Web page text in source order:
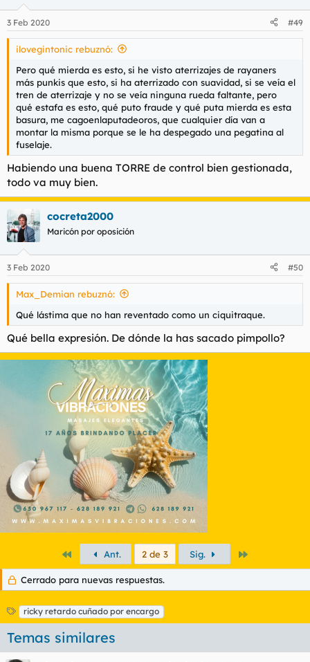
e
s
3 Feb 2020 #49
ilovegintonic rebuznó:
Pero qué mierda es esto, si he visto aterrizajes de rayaners
más punkis que esto, si ha aterrizado con suavidad, si se veía el
tren de aterrizaje y no se veía ninguna rueda faltante, pero
qué estafa es esto, qué puto fraude y qué puta mierda es esta
basura, me cagoenlaputadeoros, que cualquier día van a
montar la misma porque se le ha despegado una pegatina al
fuselaje.
Habiendo una buena TORRE de control bien gestionada,
todo va muy bien.
cocreta2000
Maricón por oposición
3 Feb 2020 #50
Max_Demian rebuznó:
Qué lástima que no han reventado como un ciquitraque.
Qué bella expresión. De dónde la has sacado pimpollo?
PrimeroAnt. 2 de 3 Sig.
Cerrado para nuevas respuestas.
E
t
i
ricky retardo cuñado por encargo
Temas similares